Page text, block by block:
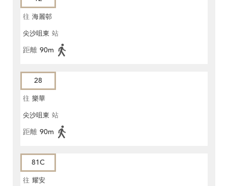
往 海麗邨
尖沙咀東 站
距離 90m
28
往 樂華
尖沙咀東 站
距離 90m
81C
往 耀安